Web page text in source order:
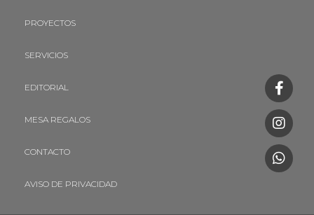
PROYECTOS
SERVICIOS
EDITORIAL
MESA REGALOS
CONTACTO
AVISO DE PRIVACIDAD